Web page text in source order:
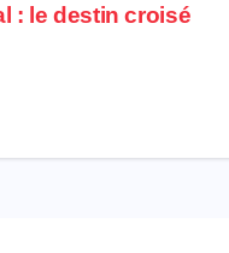
: le destin croisé